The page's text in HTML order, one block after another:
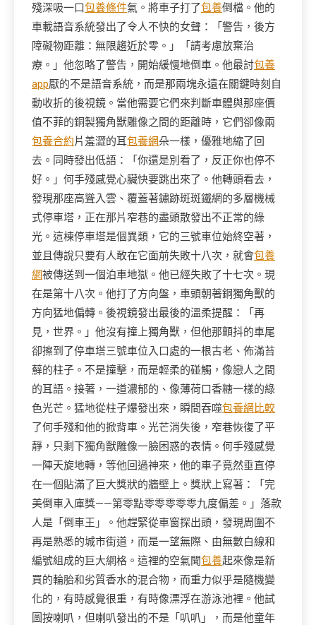
殘深吸一口包養條件氣。將車子打了包養倒檔。他的
車載語音系統發出了令人不快的女聲：「警告，後方
障礙物距離：無限趨近於零。」「請考慮放棄治
療。」他忽略了警告，開始緩慢地倒車。他最討包養
app厭的不是語音系統，而是那兩塊永遠在關鍵時刻自
動收折的後視鏡。當他需要它們來判斷車體與那座價
值不菲的銅製獨角獸雕像之間的距離時，它們卻像兩
包養合約片羞澀的耳包養網朵一樣，優雅地縮了回
去。同時發出低語：「你還是別看了，反正你也停不
好。」何手殘感覺心臟快要跳出來了。他轉頭看去，
發現那座高聳入雲、覆蓋著鏽跡斑斑鐵網的多層機械
式停車塔，正在那片窄巷的盡頭散發出不正常的綠
光。這棟停車塔是個異類，它的三號車位始終空著，
並且傳說只要有人敢在它面前失敗十八次，就會包養
網被傳送到一個泊車地獄。他已經失敗了十七次。現
在是第十八次。他打了方向盤，車頭朝著銅獨角獸的
方向猛地偏轉。後視鏡發出最後的溫柔提醒：「再
見，世界。」他沒有撞上獨角獸，但他那顫抖的車尾
卻擦到了停車塔三號車位入口處的一根古老、佈滿苔
蘚的柱子。不是撞擊，而是輕柔的碰觸，像戀人之間
的耳語。接著，一道濃郁的、像薄荷口香糖一樣的綠
色光芒。猛地從柱子爆發出來，瞬間吞噬包養網比較
了何手殘和他的掀背車。光芒消失後，窄巷恢復了平
靜，只剩下獨角獸雕像一臉困惑的表情。何手殘感覺
一陣天旋地轉，等他回過神來，他的車子竟然垂直停
在一個貼滿了巨大獎狀的牆壁上。獎狀上寫著：「完
美倒車入庫獎——第零點零零零零零九度偏差。」落款
人是「倒車王」。他趕緊從車窗探出頭，發現周圍不
再是熟悉的城市街道，而是一望無際、由無數白線和
編號組成的巨大網格。這裡的空氣聞包養起來像是新
買的輪胎和劣質香水的混合物，而重力似乎是隨機變
化的，有時感覺很重，有時像漂浮在游泳池裡。他試
圖按喇叭，但喇叭發出的不是「叭叭」，而是他童年